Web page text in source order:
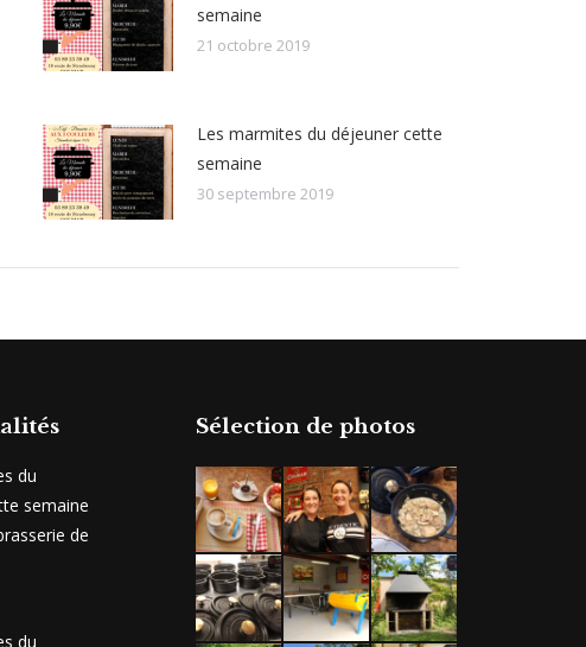
semaine
21 octobre 2019
Les marmites du déjeuner cette
semaine
30 septembre 2019
du
semaine
de
du
Sélection de photos